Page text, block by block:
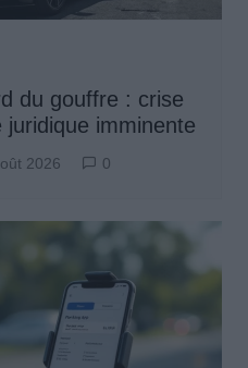
du gouffre : crise
imminente
2026 0